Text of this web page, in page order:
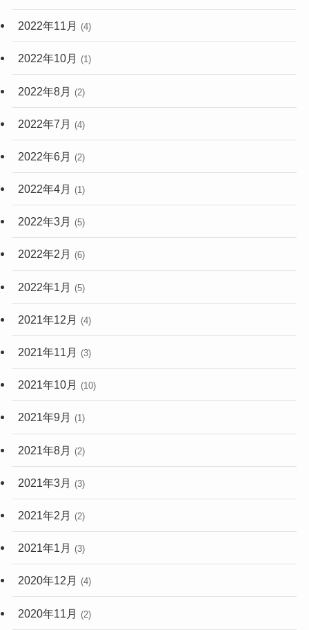
2022年11月 (4)
2022年10月 (1)
2022年8月 (2)
2022年7月 (4)
2022年6月 (2)
2022年4月 (1)
2022年3月 (5)
2022年2月 (6)
2022年1月 (5)
2021年12月 (4)
2021年11月 (3)
2021年10月 (10)
2021年9月 (1)
2021年8月 (2)
2021年3月 (3)
2021年2月 (2)
2021年1月 (3)
2020年12月 (4)
2020年11月 (2)